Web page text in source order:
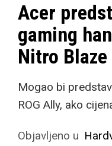
Acer
gaming
Nitro Blaze
Mogao bi
ROG Ally, ako
Objavljeno u